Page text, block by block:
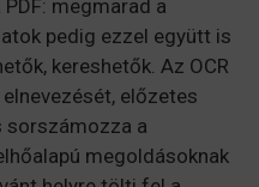
megmarad a
pedig ezzel együtt is
kereshetők. Az OCR
előzetes
sorszámozza a
megoldásoknak